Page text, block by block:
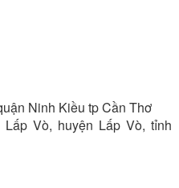
Ninh Kiều tp Cần Thơ
Lấp Vò, huyện Lấp Vò, tỉnh